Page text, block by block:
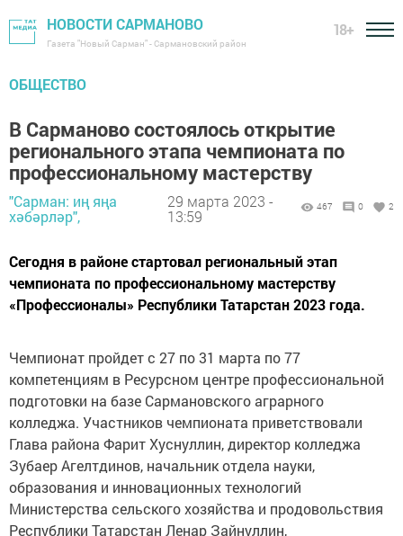
НОВОСТИ САРМАНОВО
Газета "Новый Сарман" - Сармановский район
18+
ОБЩЕСТВО
В Сарманово состоялось открытие
регионального этапа чемпионата по
профессиональному мастерству
"Сарман: иң яңа
хәбәрләр",
29 марта 2023 -
13:59
467 0 2
Сегодня в районе стартовал региональный этап
чемпионата по профессиональному мастерству
«Профессионалы» Республики Татарстан 2023 года.
Чемпионат пройдет с 27 по 31 марта по 77
компетенциям в Ресурсном центре профессиональной
подготовки на базе Сармановского аграрного
колледжа. Участников чемпионата приветствовали
Глава района Фарит Хуснуллин, директор колледжа
Зубаер Агелтдинов, начальник отдела науки,
образования и инновационных технологий
Министерства сельского хозяйства и продовольствия
Республики Татарстан Ленар Зайнуллин,